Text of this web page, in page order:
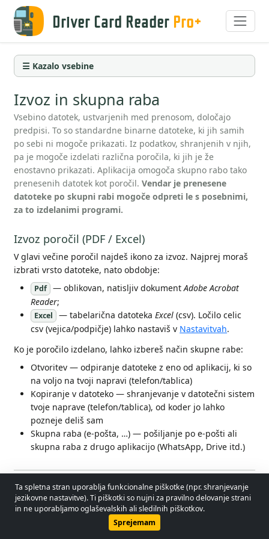
Driver Card Reader Pro+
☰ Kazalo vsebine
Izvoz in skupna raba
Vsebino datotek, ustvarjenih med prenosom, določajo
predpisi. To so standardne binarne datoteke, ki jih samih
po sebi ni mogoče prikazati. Iz podatkov, shranjenih v njih,
pa je mogoče izdelati različna poročila, ki jih je že
enostavno prikazati. Aplikacija omogoča skupno rabo tako
prenesenih datotek kot poročil.Vendar je prenesene
datoteke po skupni rabi mogoče odpreti le s posebnimi,
za to izdelanimi programi.
Izvoz poročil (PDF / Excel)
V glavi večine poročil najdeš ikono za izvoz. Najprej moraš
izbrati vrsto datoteke, nato obdobje:
Pdf — oblikovan, natisljiv dokumentAdobe Acrobat
Reader;
Excel — tabelarična datotekaExcel(csv). Ločilo celic
csv (vejica/podpičje) lahko nastaviš v Nastavitvah.
Ko je poročilo izdelano, lahko izbereš način skupne rabe:
Otvoritev — odpiranje datoteke z eno od aplikacij, ki so
na voljo na tvoji napravi (telefon/tablica)
Kopiranje v datoteko — shranjevanje v datotečni sistem
tvoje naprave (telefon/tablica), od koder jo lahko
pozneje deliš sam
Skupna raba (e-pošta, …) — pošiljanje po e-pošti ali
skupna raba z drugo aplikacijo (WhatsApp, Drive itd.)
Z dotikom vnosa vArhivuse odpre okno, v katerem najdeš
možnosti skupne rabe:
Kopiranje v datoteko — shranjevanje v datotečni sistem
© 2026 - Lobol Team• lobolteam@gmail.com
Predpisi Pravilnik o zasebnosti
Ta spletna stran uporablja funkcionalne piškotke (npr. shranjevanje
jezikovne nastavitve). Ti piškotki so nujni za pravilno delovanje strani
in ne uporabljamo oglaševalskih ali sledilnih piškotkov.
Sprejemam